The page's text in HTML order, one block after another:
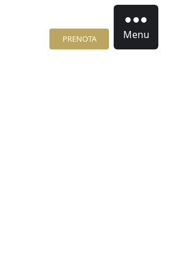
PRENOTA Menu